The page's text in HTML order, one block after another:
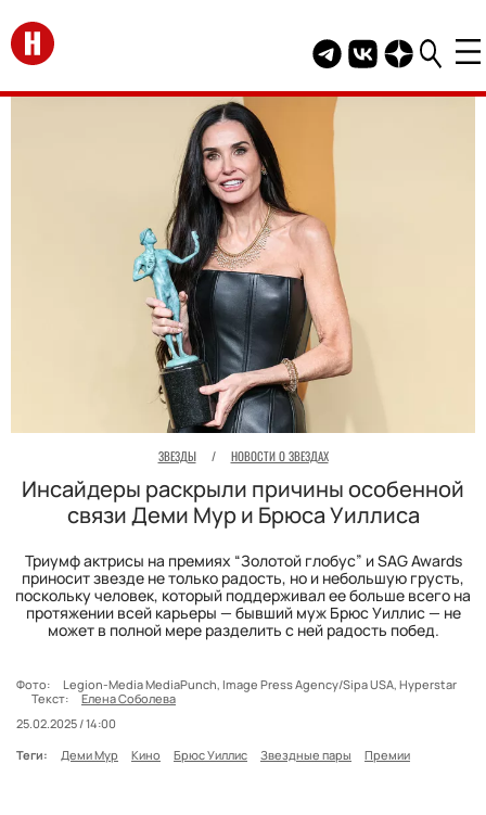
Перейти на главную
Telegram канал
Группа HELLO
Канал
ЗВЕЗДЫ / НОВОСТИ О ЗВЕЗДАХ
Инсайдеры раскрыли причины особенной
связи Деми Мур и Брюса Уиллиса
Триумф актрисы на премиях “Золотой глобус” и SAG Awards
приносит звезде не только радость, но и небольшую грусть,
поскольку человек, который поддерживал ее больше всего на
протяжении всей карьеры — бывший муж Брюс Уиллис — не
может в полной мере разделить с ней радость побед.
Фото:
Legion-Media MediaPunch, Image Press Agency/Sipa USA, Hyperstar
Текст:
Елена Соболева
25.02.2025 / 14:00
Теги:
Деми Мур Кино Брюс Уиллис Звездные пары Премии